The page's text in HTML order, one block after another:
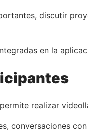
discutir
en la
realizar
conversaciones